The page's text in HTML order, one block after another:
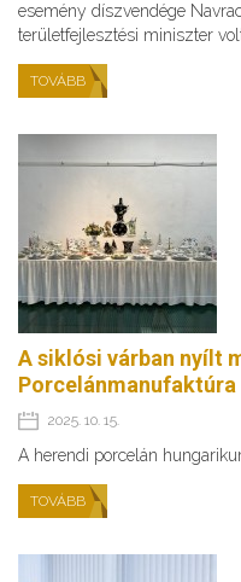
esemény díszvendége
területfejlesztési miniszter
TOVÁBB
A siklósi várban nyílt
2025. 10. 15.
A herendi porcelán
TOVÁBB